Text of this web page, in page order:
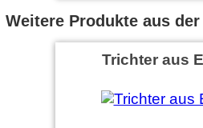
Weitere Produkte aus
Trichter aus